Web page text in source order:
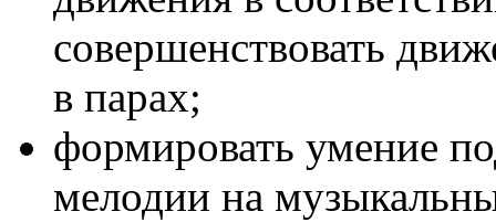
совершенствовать
в парах;
формировать умение
мелодии на